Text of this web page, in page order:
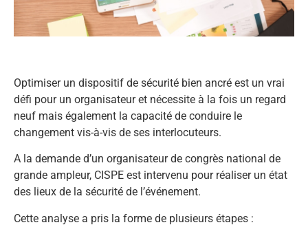
Optimiser un dispositif de sécurité bien ancré est un vrai
défi pour un organisateur et nécessite à la fois un regard
neuf mais également la capacité de conduire le
changement vis-à-vis de ses interlocuteurs.
A la demande d’un organisateur de congrès national de
grande ampleur, CISPE est intervenu pour réaliser un état
des lieux de la sécurité de l’événement.
Cette analyse a pris la forme de plusieurs étapes :